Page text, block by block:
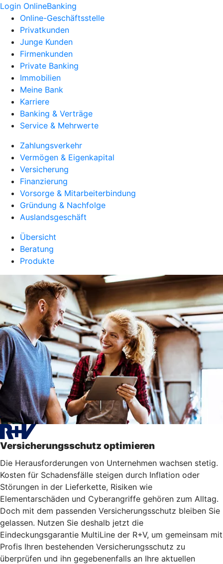
Login OnlineBanking
Online-Geschäftsstelle
Privatkunden
Junge Kunden
Firmenkunden
Private Banking
Immobilien
Meine Bank
Karriere
Banking & Verträge
Service & Mehrwerte
Zahlungsverkehr
Vermögen & Eigenkapital
Versicherung
Finanzierung
Vorsorge & Mitarbeiterbindung
Gründung & Nachfolge
Auslandsgeschäft
Übersicht
Beratung
Produkte
Versicherungsschutz optimieren
Die Herausforderungen von Unternehmen wachsen stetig.
Kosten für Schadensfälle steigen durch Inflation oder
Störungen in der Lieferkette, Risiken wie
Elementarschäden und Cyberangriffe gehören zum Alltag.
Doch mit dem passenden Versicherungsschutz bleiben Sie
gelassen. Nutzen Sie deshalb jetzt die
Eindeckungsgarantie MultiLine der R+V, um gemeinsam mit
Profis Ihren bestehenden Versicherungsschutz zu
überprüfen und ihn gegebenenfalls an Ihre aktuellen